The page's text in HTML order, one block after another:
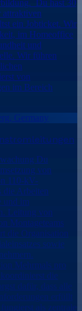
Du hast 30
ein Jobticket. Wir
im Homeoffice
und
Wir führen
von
im Bereich
Germany
Du
von
110-kV-
die Arbeiten
und im
Leitung von
Montageteams
die Organisation
sowie
Mehrmals pro
die
dafür, dass alle
erfüllt
als zentrale